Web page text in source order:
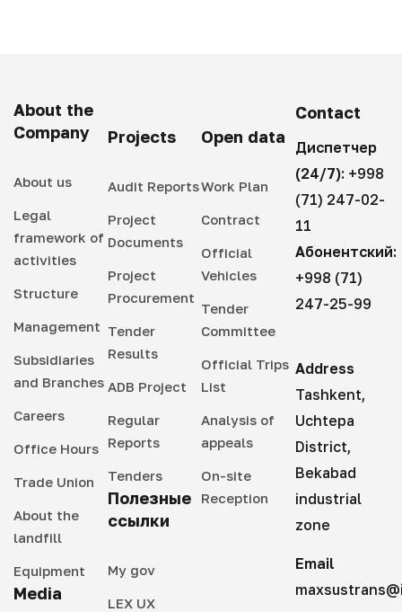
About the
Company
About us
Legal
framework of
activities
Structure
Management
Subsidiaries
and Branches
Careers
Office Hours
Trade Union
About the
landfill
Equipment
Media
Projects
Audit Reports
Project
Documents
Project
Procurement
Tender
Results
ADB Project
Regular
Reports
Tenders
Полезные
ссылки
My gov
LEX UX
Open data
Work Plan
Contract
Official
Vehicles
Tender
Committee
Official Trips
List
Analysis of
appeals
On-site
Reception
Contact
Диспетчер
(24/7): +998
(71) 247-02-
11
Абонентский:
+998 (71)
247-25-99
Address
Tashkent,
Uchtepa
District,
Bekabad
industrial
zone
Email